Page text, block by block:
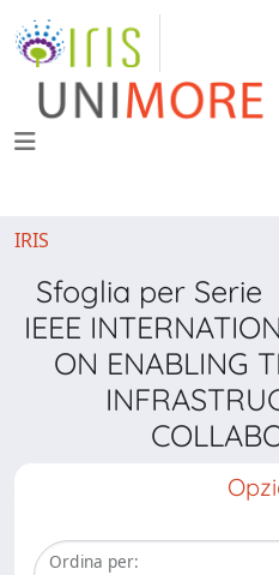
IRIS
Sfoglia per Serie
IEEE
ON ENABLING
Ordina per: